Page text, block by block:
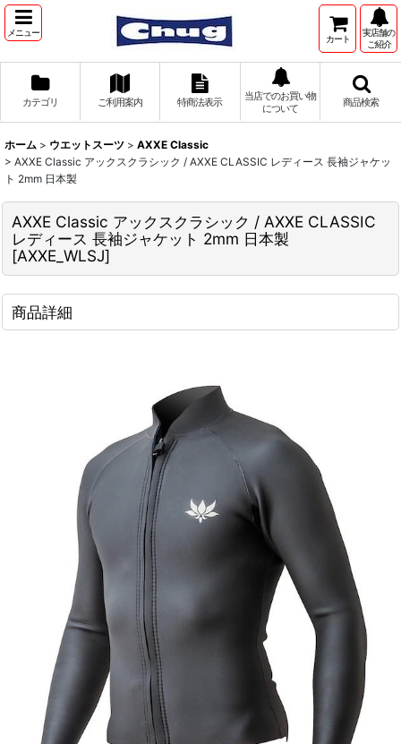
メニュー
カート
実店舗の
ご紹介
カテゴリ ご利用案内 特商法表示
当店でのお買い物
について
商品検索
ホーム > ウエットスーツ > AXXE Classic
> AXXE Classic アックスクラシック / AXXE CLASSIC レディース 長袖ジャケッ
ト 2mm 日本製
AXXE Classic アックスクラシック / AXXE CLASSIC
レディース 長袖ジャケット 2mm 日本製
[AXXE_WLSJ]
商品詳細